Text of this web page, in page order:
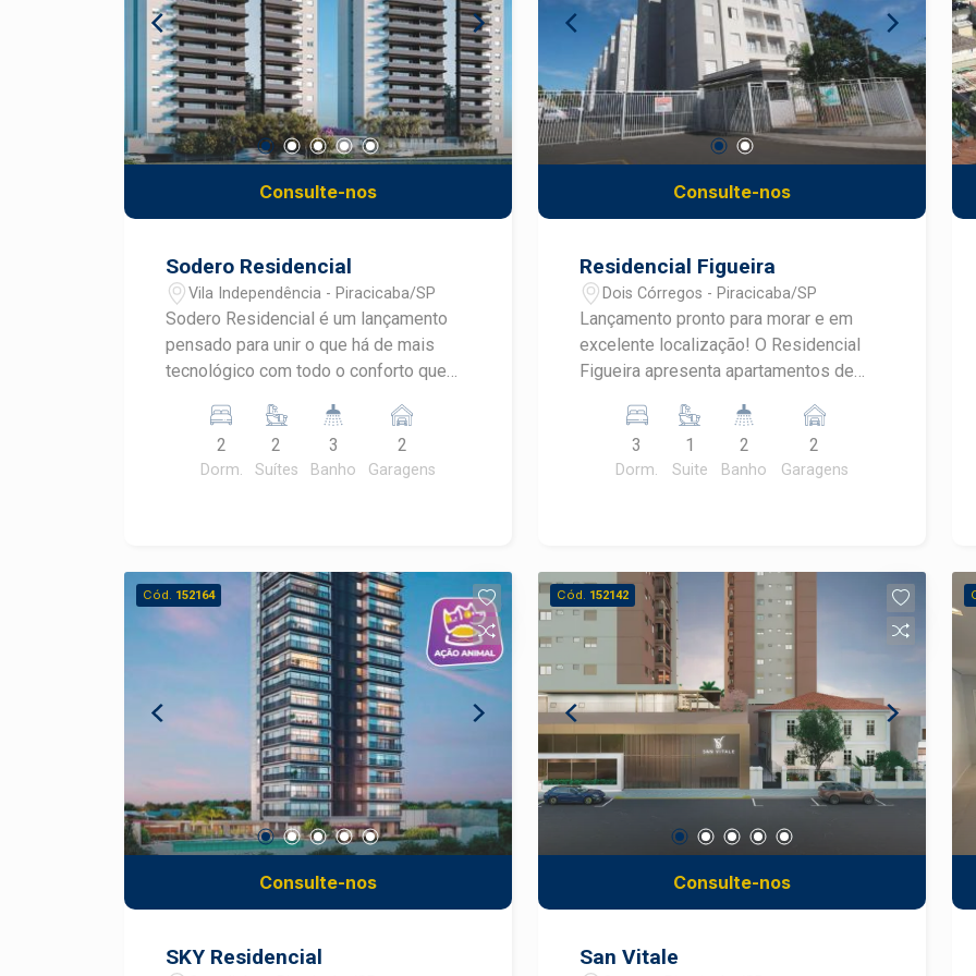
Consulte-nos
Sodero Residencial
Vila Independência - Piracicaba/SP
Sodero Residencial é um lançamento
pensado para unir o que há de mais
tecnológico com todo o conforto que
futuro se cruzam quando a gente
menos espera. Apresentamos o
Sodero, novo e moderno
une o que há de mais tecnológico com
todo o conforto que você merece, em
um local onde a busca pelo novo
sempre esteve presente. A localização
é um dos destaque desse novo
empreendimento, o Sodero está
localizado no antigo cursinho CLQ na
Avenida Carlos Martins Sodero,
próximo a Avenida Independência. O
Sodero conta com duas torres, 15
pavimentos, 6 apartamentos por andar,
lazer é um show a parte, conta com
play baby, play kids, salão multiuso,
2
Dorm.
2
Suítes
3
Banho
2
Garagens
Consulte-nos
Residencial Figueira
Dois Córregos - Piracicaba/SP
Lançamento pronto para morar e em
excelente localização! O Residencial
Figueira apresenta apartamentos de
com 3 dormitórios, sendo 1 suíte, sala
2 ambientes, cozinha americana e 2
vagas de garagem! More bem com um
de lazer possui uma figueira nativa. O
diferencial é ser entregue com pisos e
revestimentos. Venha morar bem,
converse com um especialista Frias
Neto!
3
Dorm.
1
Suite
2
Banho
2
Garagens
Cód. 152164
Consulte-nos
SKY Residencial
Cód. 152142
Consulte-nos
San Vitale